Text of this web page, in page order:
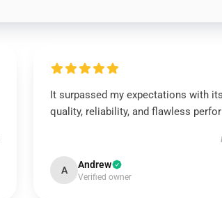
It surpassed my expectations with
quality, reliability, and flawless
A Andrew
Verified owner